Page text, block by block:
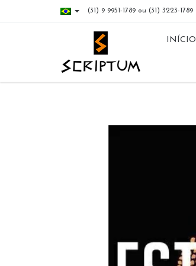
(31) 9 9951-1789 ou (31) 3223-1789
INÍCIO